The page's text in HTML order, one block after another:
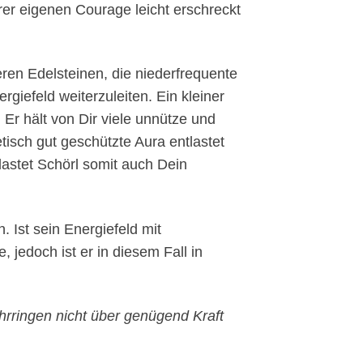
eigenen Courage leicht erschreckt
Edelsteinen, die niederfrequente
weiterzuleiten. Ein kleiner
hält von Dir viele unnütze und
gut geschützte Aura entlastet
Schörl somit auch Dein
Ist sein Energiefeld mit
jedoch ist er in diesem Fall in
nicht über genügend Kraft